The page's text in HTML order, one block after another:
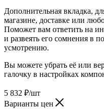
Дополнительная вкладка,
магазине, доставке или
Поможет вам ответить на
и развеять его сомнения в
усмотрению.
Вы можете убрать её или
галочку в настройках
5 832 ₽/шт
Варианты цен